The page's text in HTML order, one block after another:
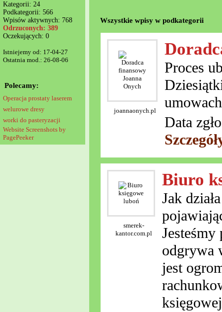
Kategorii: 24
Podkategorii: 566
Wpisów aktywnych: 768
Odrzuconych: 389
Oczekujących: 0
Istniejemy od: 17-04-27
Ostatnia mod.: 26-08-06
Polecamy:
Operacja prostaty laserem
welurowe dresy
worki do pasteryzacji
Website Screenshots by
PagePeeker
Wszystkie wpisy w podkategorii
joannaonych.pl
Proces
Data
smerek-
kantor.com.pl
Biuro
Jak
odgrywa
jest